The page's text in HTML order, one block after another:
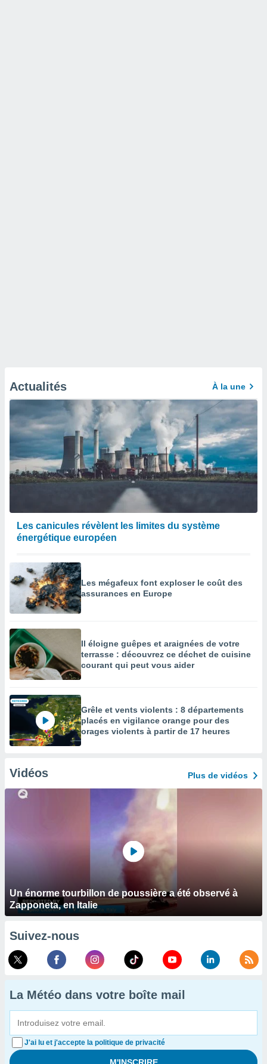
Actualités À la une
Les canicules révèlent les limites du système
énergétique européen
Les mégafeux font exploser le coût des
assurances en Europe
Il éloigne guêpes et araignées de votre
terrasse : découvrez ce déchet de cuisine
courant qui peut vous aider
Grêle et vents violents : 8 départements
placés en vigilance orange pour des
orages violents à partir de 17 heures
Vidéos Plus de vidéos
Un énorme tourbillon de poussière a été observé à
Zapponeta, en Italie
Suivez-nous
La Météo dans votre boîte mail
J'ai lu et j'accepte la politique de privacité